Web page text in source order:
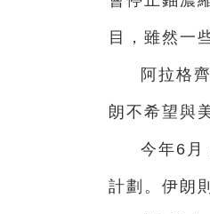
目，雖然一
阿拉格
朗不希望與
今年6月
計劃。伊朗